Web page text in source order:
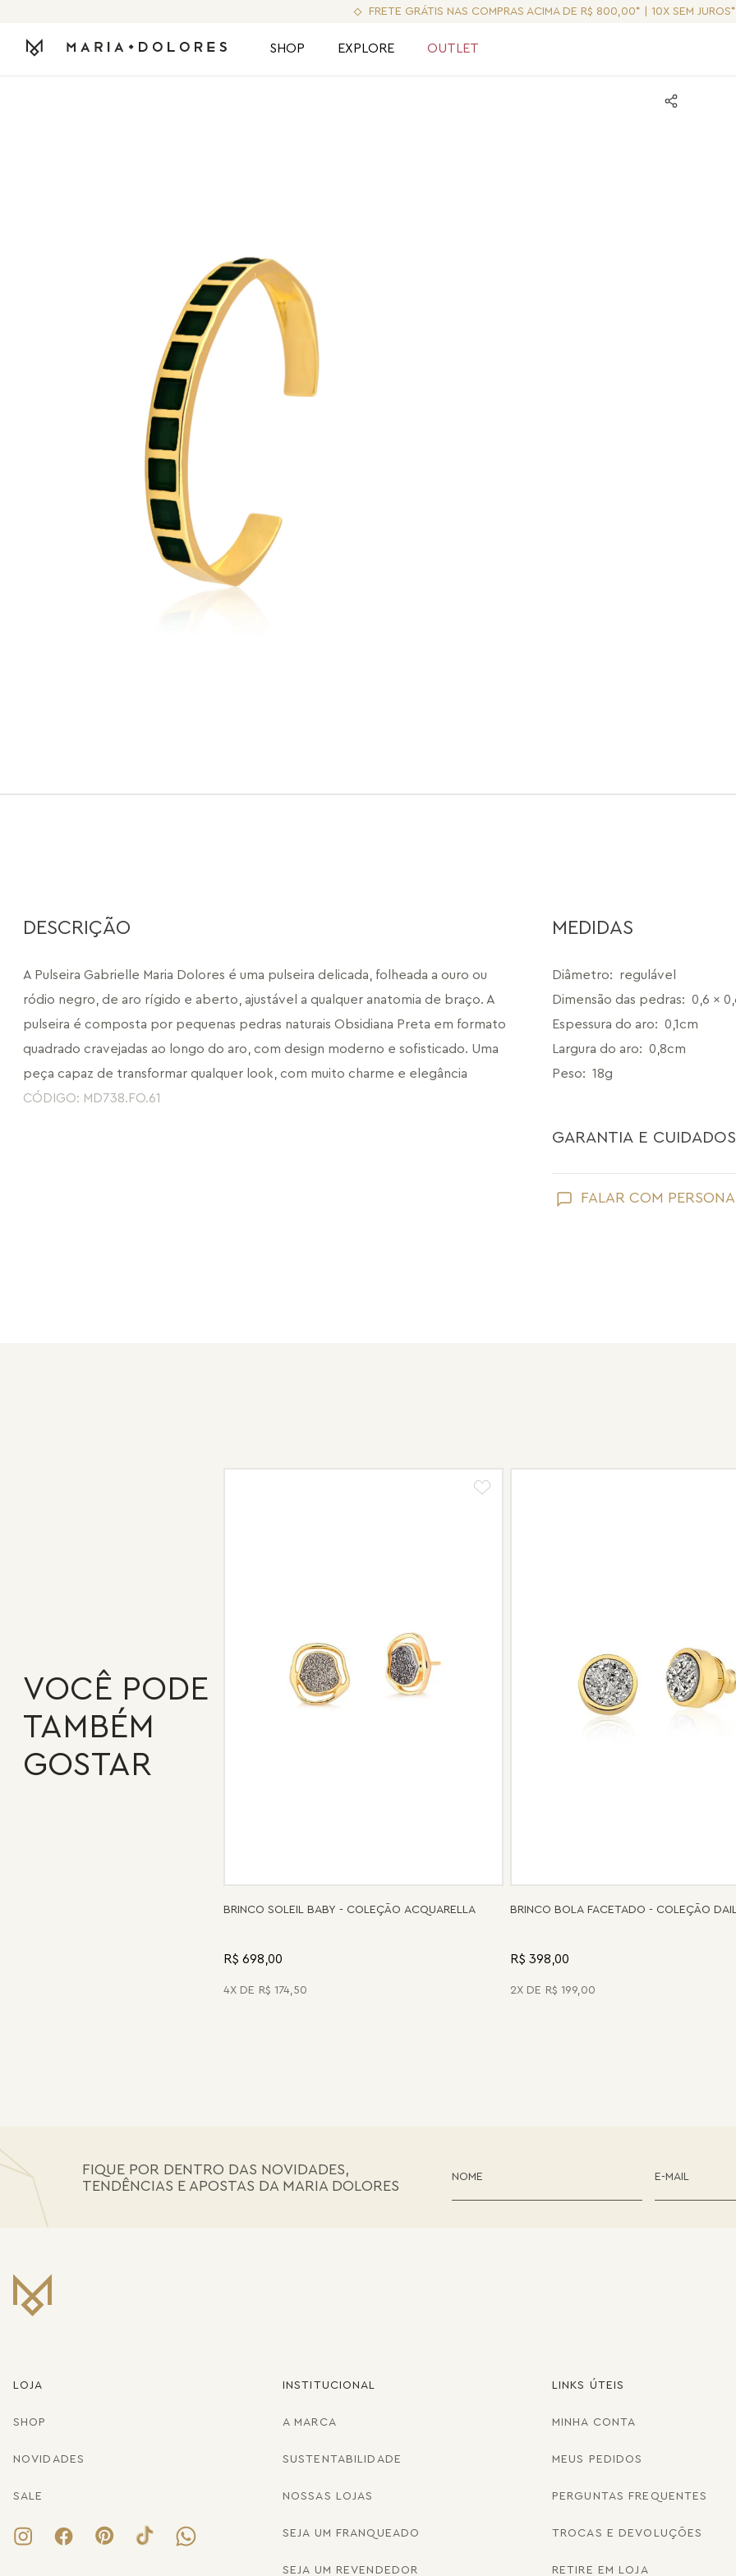
FRETE GRÁTIS NAS COMPRAS ACIMA DE R$ 800,00* | 10X SEM JUROS*
SHOP EXPLORE OUTLET
DESCRIÇÃO
A Pulseira Gabrielle Maria Dolores é uma pulseira delicada, folheada a ouro ou
ródio negro, de aro rígido e aberto, ajustável a qualquer anatomia de braço. A
pulseira é composta por pequenas pedras naturais Obsidiana Preta em formato
quadrado cravejadas ao longo do aro, com design moderno e sofisticado. Uma
peça capaz de transformar qualquer look, com muito charme e elegância
CÓDIGO: MD738.FO.61
MEDIDAS
Diâmetro:
regulável
Dimensão das pedras: 0,6 x
Espessura do aro: 0,1cm
Largura do aro: 0,8cm
Peso: 18g
GARANTIA E CUIDADOS
Como toda joia, sua peça Maria
FALAR COM
VOCÊ PODE
TAMBÉM
GOSTAR
BRINCO SOLEIL BABY - COLEÇÃO ACQUARELLA
R$ 698,00
4 R$ 174,50
BRINCO BOLA FACETADO - COLEÇÃO
R$ 398,00
2 R$ 199,00
FIQUE POR DENTRO DAS NOVIDADES,
TENDÊNCIAS E APOSTAS DA MARIA DOLORES
LOJA
SHOP
NOVIDADES
SALE
INSTITUCIONAL
A MARCA
SUSTENTABILIDADE
NOSSAS LOJAS
SEJA UM FRANQUEADO
SEJA UM REVENDEDOR
LINKS ÚTEIS
MINHA CONTA
MEUS PEDIDOS
PERGUNTAS FREQUENTES
TROCAS E DEVOLUÇÕES
RETIRE EM LOJA